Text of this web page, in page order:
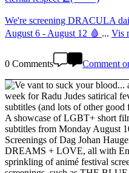
We're screening DRACULA
August 6 - August 12 🩸 ... Vis
0 Comments Comment